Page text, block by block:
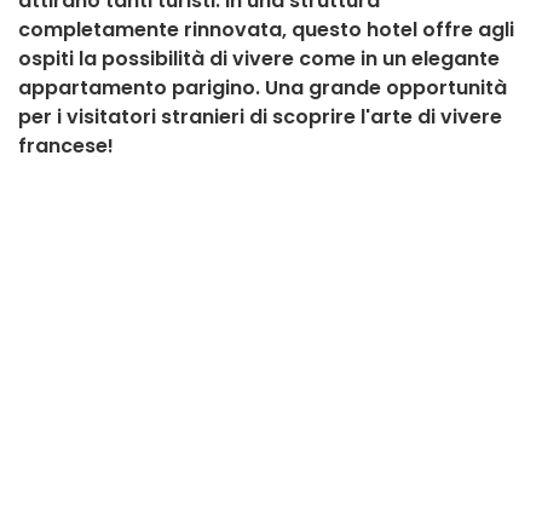
completamente rinnovata, questo hotel offre agli
ospiti la possibilità di vivere come in un elegante
appartamento parigino. Una grande opportunità
per i visitatori stranieri di scoprire l'arte di vivere
francese!